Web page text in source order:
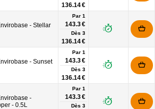
136.14 €
- Stellar
Par 1
143.3 €
Dès 3
136.14 €
- Sunset
Par 1
143.3 €
Dès 3
136.14 €
-
- 0.5L
Par 1
143.3 €
Dès 3